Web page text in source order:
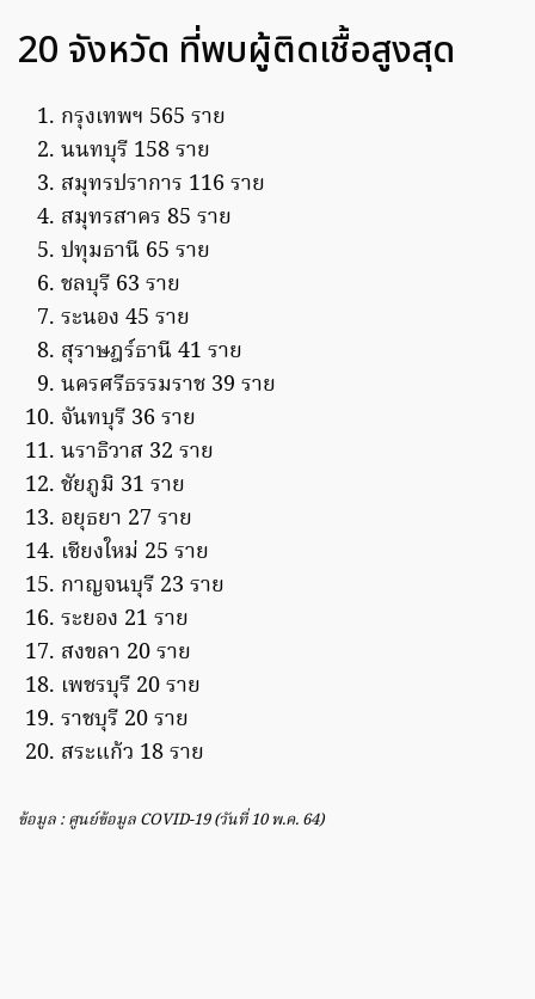
20 จังหวัด ที่พบผู้ติดเชื้อสูงสุด
กรุงเทพฯ 565 ราย
นนทบุรี 158 ราย
สมุทรปราการ 116 ราย
สมุทรสาคร 85 ราย
ปทุมธานี 65 ราย
ชลบุรี 63 ราย
ระนอง 45 ราย
สุราษฎร์ธานี 41 ราย
นครศรีธรรมราช 39 ราย
จันทบุรี 36 ราย
นราธิวาส 32 ราย
ชัยภูมิ 31 ราย
อยุธยา 27 ราย
เชียงใหม่ 25 ราย
กาญจนบุรี 23 ราย
ระยอง 21 ราย
สงขลา 20 ราย
เพชรบุรี 20 ราย
ราชบุรี 20 ราย
สระแก้ว 18 ราย
ข้อมูล : ศูนย์ข้อมูล COVID-19 (วันที่ 10 พ.ค. 64)